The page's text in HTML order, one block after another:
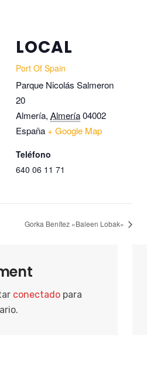
LOCAL
Port Of Spain
Parque Nicolás Salmeron
20
Almería, Almería04002
España + Google Map
Teléfono
640 06 11 71
Gorka Benítez «Baleen Lobak»
conectado para